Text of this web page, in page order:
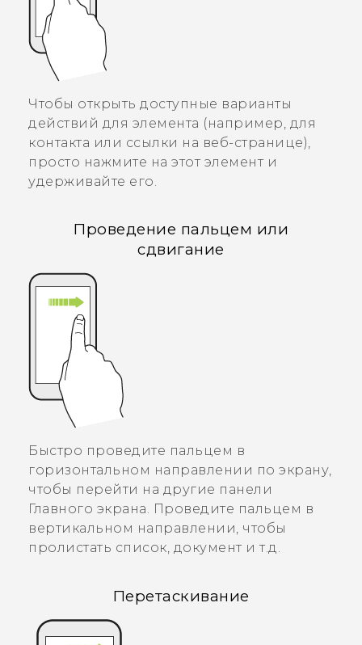
Чтобы открыть доступные варианты
действий для элемента (например, для
контакта или ссылки на веб-странице),
просто нажмите на этот элемент и
удерживайте его.
Проведение пальцем или
сдвигание
Быстро проведите пальцем в
горизонтальном направлении по экрану,
чтобы перейти на другие панели
Главного экрана. Проведите пальцем в
вертикальном направлении, чтобы
пролистать список, документ и т.д.
Перетаскивание